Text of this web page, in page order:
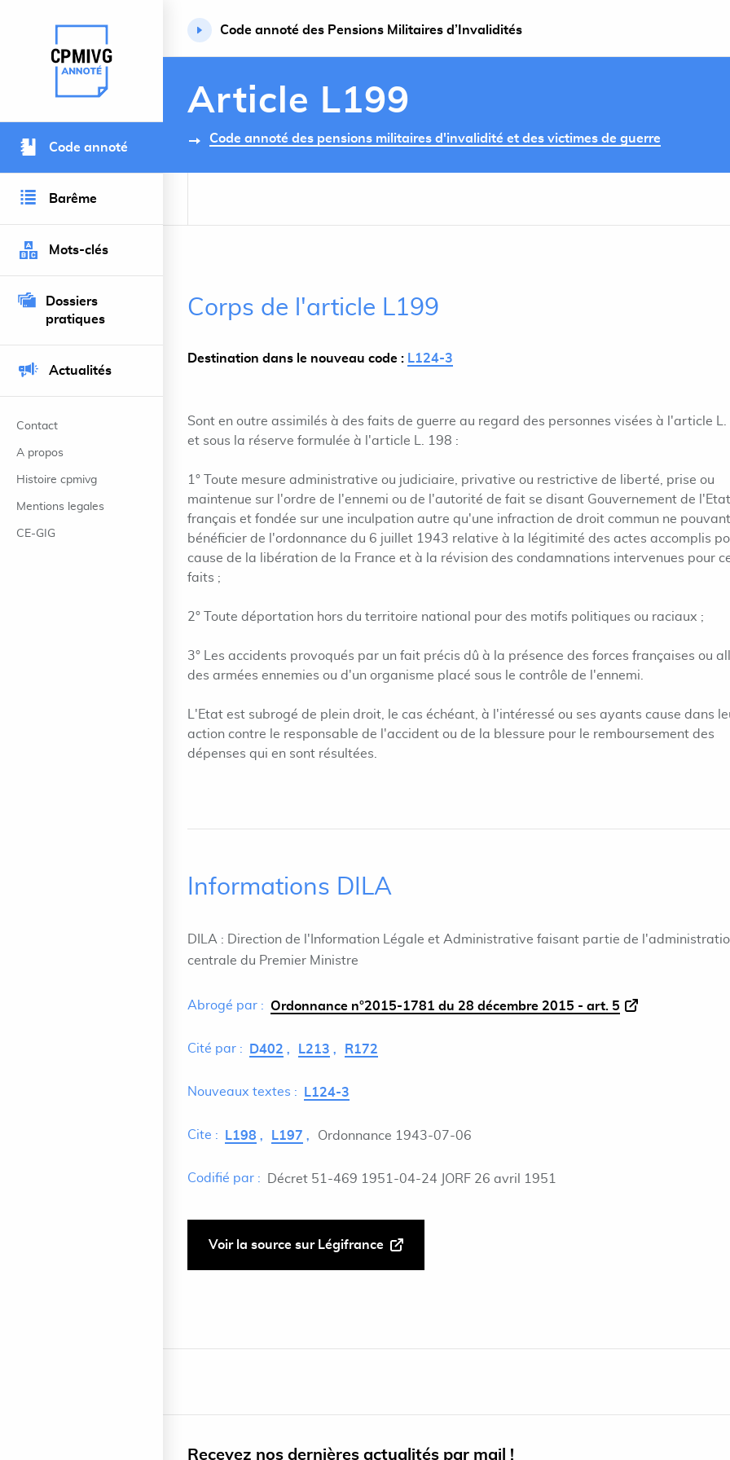
Retour à l’accueil du site
Code annoté
Barême
Mots-clés
Dossiers
pratiques
Actualités
Contact
A propos
Histoire cpmivg
Mentions legales
CE-GIG
Code annoté des Pensions Militaires d’Invalidités
Article L199
Code annoté des pensions militaires d'invalidité et des victimes de guerre
Corps de l'article L199
Destination dans le nouveau code : L124-3
Sont en outre assimilés à des faits de guerre au regard des personnes visées à l'article
et sous la réserve formulée à l'article L. 198 :
1° Toute mesure administrative ou judiciaire, privative ou restrictive de liberté, prise ou
maintenue sur l'ordre de l'ennemi ou de l'autorité de fait se disant Gouvernement de l'Etat
français et fondée sur une inculpation autre qu'une infraction de droit commun ne pouvant
bénéficier de l'ordonnance du 6 juillet 1943 relative à la légitimité des actes accomplis
cause de la libération de la France et à la révision des condamnations intervenues pour
faits ;
2° Toute déportation hors du territoire national pour des motifs politiques ou raciaux ;
3° Les accidents provoqués par un fait précis dû à la présence des forces françaises ou
des armées ennemies ou d'un organisme placé sous le contrôle de l'ennemi.
L'Etat est subrogé de plein droit, le cas échéant, à l'intéressé ou ses ayants cause dans
action contre le responsable de l'accident ou de la blessure pour le remboursement des
dépenses qui en sont résultées.
Informations DILA
DILA : Direction de l'Information Légale et Administrative faisant partie de
centrale du Premier Ministre
Abrogé par : Ordonnance n°2015-1781 du 28 décembre 2015 - art. 5
Cité par : D402 L213 R172
Nouveaux textes : L124-3
Cite : L198 L197 Ordonnance 1943-07-06
Codifié par : Décret 51-469 1951-04-24 JORF 26 avril 1951
Voir la source sur Légifrance
Recevez nos dernières actualités par mail !